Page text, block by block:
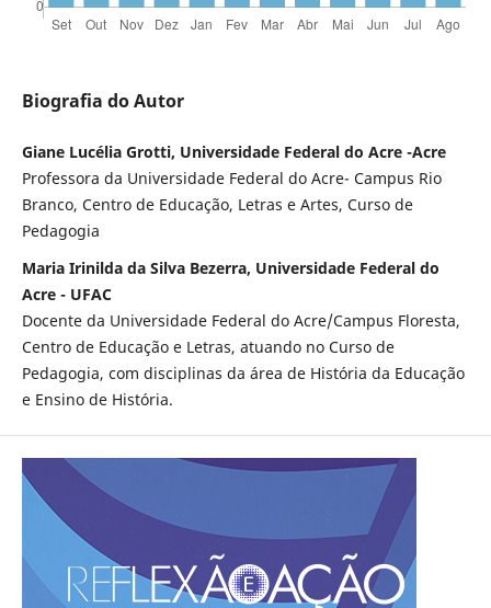
Biografia do Autor
Giane Lucélia Grotti, Universidade Federal do Acre -Acre
Professora da Universidade Federal do Acre- Campus Rio
Branco, Centro de Educação, Letras e Artes, Curso de
Pedagogia
Maria Irinilda da Silva Bezerra, Universidade Federal do
Acre - UFAC
Docente da Universidade Federal do Acre/Campus Floresta,
Centro de Educação e Letras, atuando no Curso de
Pedagogia, com disciplinas da área de História da Educação
e Ensino de História.